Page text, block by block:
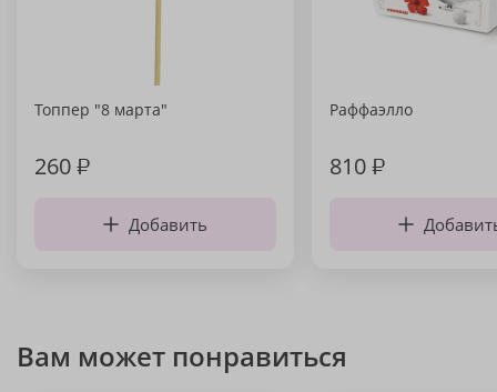
Топпер "8 марта"
260₽
Добавить
Раффаэлло
810₽
Вам может понравиться